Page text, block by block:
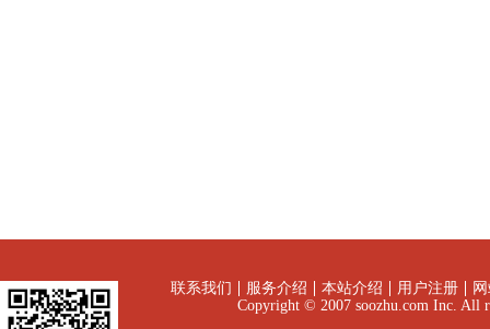
联系我们 服务介绍 本站介绍 用户注册
Copyright © 2007 soozhu.com Inc.